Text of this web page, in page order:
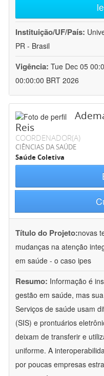
Instituição/UF/País:
PR - Brasil
Vigência: Tue Dec 05
00:00:00 BRT 2026
Reis
COORDENADOR(A)
CIÊNCIAS DA SAÚDE
Saúde Coletiva
Título do Projeto:novas
mudanças na atenção
em saúde - o caso ipes
Resumo: Informação é
gestão em saúde, mas
Serviços de saúde usam
(SIS) e prontuários
deixam de transferir e
uniforme. A
por poucas empresas